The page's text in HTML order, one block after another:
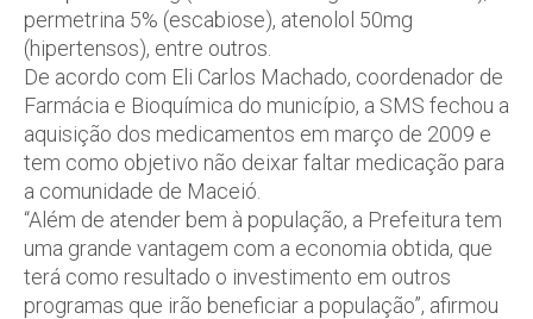
permetrina 5% (escabiose), atenolol 50mg
(hipertensos), entre outros.
De acordo com Eli Carlos Machado, coordenador de
Farmácia e Bioquímica do município, a SMS fechou a
aquisição dos medicamentos em março de 2009 e
tem como objetivo não deixar faltar medicação para
a comunidade de Maceió.
“Além de atender bem à população, a Prefeitura tem
uma grande vantagem com a economia obtida, que
terá como resultado o investimento em outros
programas que irão beneficiar a população”, afirmou